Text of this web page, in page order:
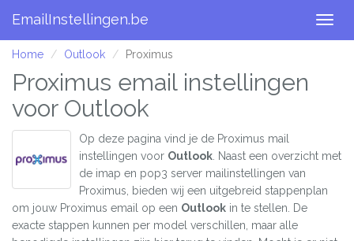
EmailInstellingen.be
Home Outlook Proximus
Proximus email instellingen
voor Outlook
Op deze pagina vind je de Proximus mail
instellingen voor Outlook . Naast een overzicht met
de imap en pop3 server mailinstellingen van
Proximus, bieden wij een uitgebreid stappenplan
om jouw Proximus email op een Outlook in te stellen. De
exacte stappen kunnen per model verschillen, maar alle